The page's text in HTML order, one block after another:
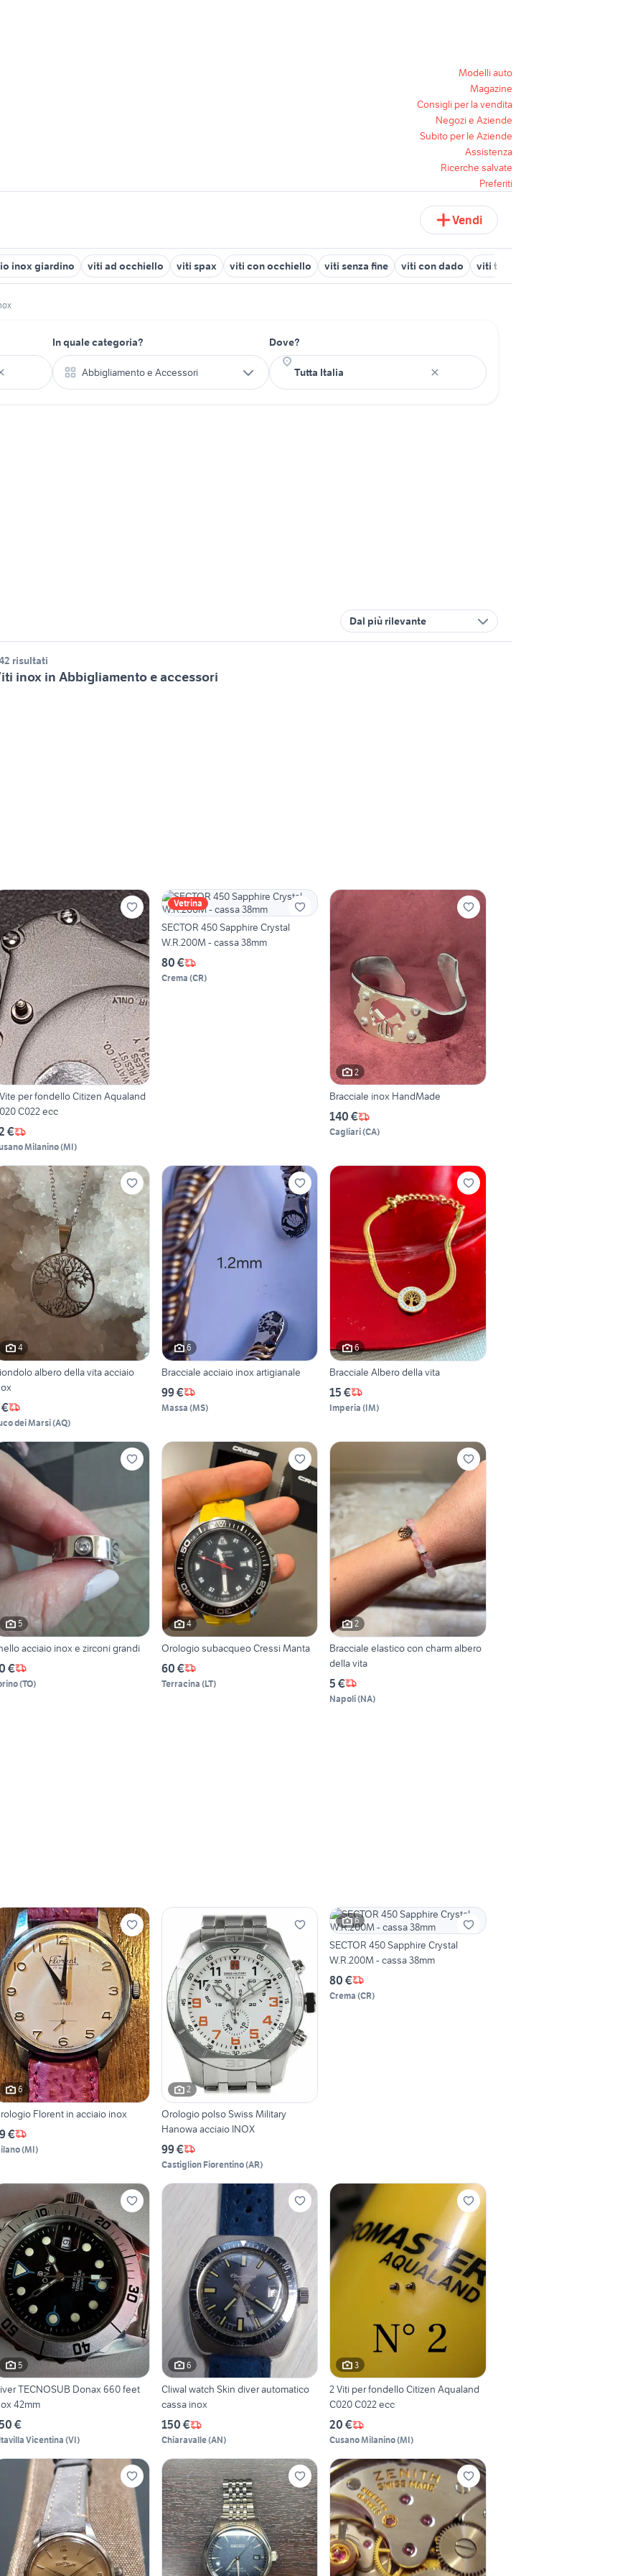
Modelli auto
Magazine
Consigli per la vendita
Negozi e Aziende
Subito per le Aziende
Assistenza
Ricerche salvate
Preferiti
Vendi
inox giardino viti ad occhiello viti spax viti con occhiello viti senza fine viti con dado viti testa svasata
In quale categoria?
Abbigliamento e Accessori
Dove?
Dal più rilevante
risultati
inox in Abbigliamento e accessori
per fondello Citizen Aqualand
C022 ecc
€
Milanino(MI)
Vetrina
SECTOR 450 Sapphire Crystal
W.R.200M - cassa 38mm
80 €
Crema (CR)
2
Bracciale inox HandMade
140 €
Cagliari(CA)
4
albero della vita acciaio
dei Marsi(AQ)
6
Bracciale acciaio inox artigianale
99 €
Massa (MS)
6
Bracciale Albero della vita
15 €
Imperia (IM)
5
acciaio inox e zirconi grandi
€
(TO)
4
Orologio subacqueo Cressi Manta
60 €
Terracina (LT)
2
Bracciale elastico con charm albero
della vita
5 €
Napoli(NA)
6
Florent in acciaio inox
€
(MI)
2
Orologio polso Swiss Military
Hanowa acciaio INOX
99 €
Castiglion Fiorentino(AR)
6
SECTOR 450 Sapphire Crystal
W.R.200M - cassa 38mm
80 €
Crema (CR)
5
TECNOSUB Donax 660 feet
42mm
€
Vicentina (VI)
6
Cliwal watch Skin diver automatico
cassa inox
150 €
Chiaravalle(AN)
3
2 Viti per fondello Citizen Aqualand
C020 C022 ecc
20 €
Cusano Milanino(MI)